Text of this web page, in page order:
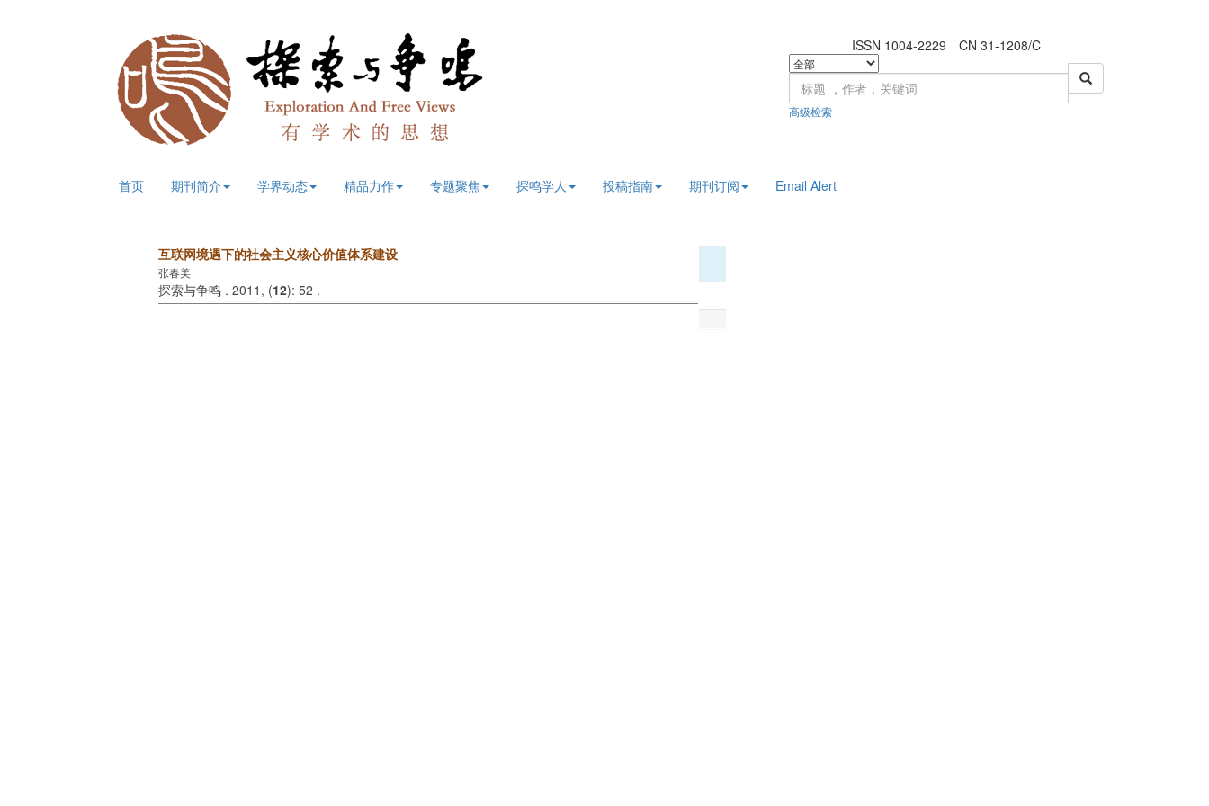
ISSN 1004-2229 CN 31-1208/C
高级检索
首页 期刊简介 学界动态 精品力作 专题聚焦 探鸣学人 投稿指南 期刊订阅 Email Alert
互联网境遇下的社会主义核心价值体系建设
张春美
探索与争鸣 . 2011, (12): 52 .